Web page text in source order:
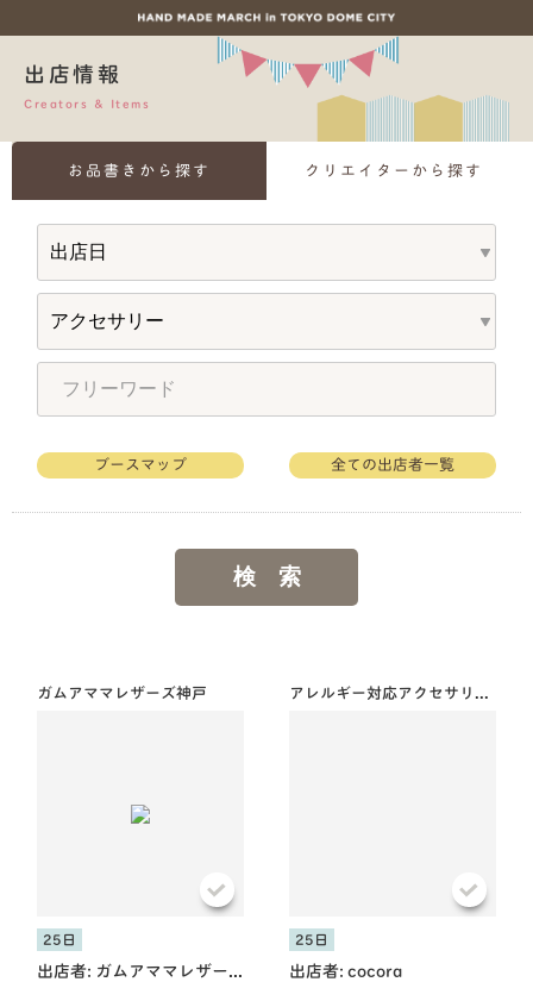
出店情報
Creators & Items
お品書きから探す クリエイターから探す
全ての出店者一覧
ブースマップ
ガムアママレザーズ神戸
25日
出店者:
ガムアママレザーズ
アレルギー対応アクセサリー cocora
25日
出店者: cocora